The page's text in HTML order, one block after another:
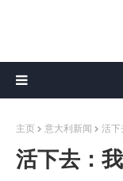
主页 意大利新闻 活下
活下去：